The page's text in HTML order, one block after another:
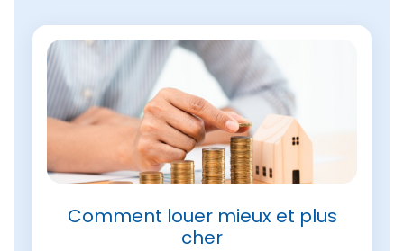
Comment louer mieux et plus
cher